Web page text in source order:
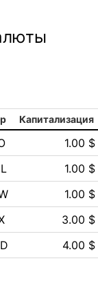
Капитализация
1.00 $
1.00 $
1.00 $
3.00 $
4.00 $